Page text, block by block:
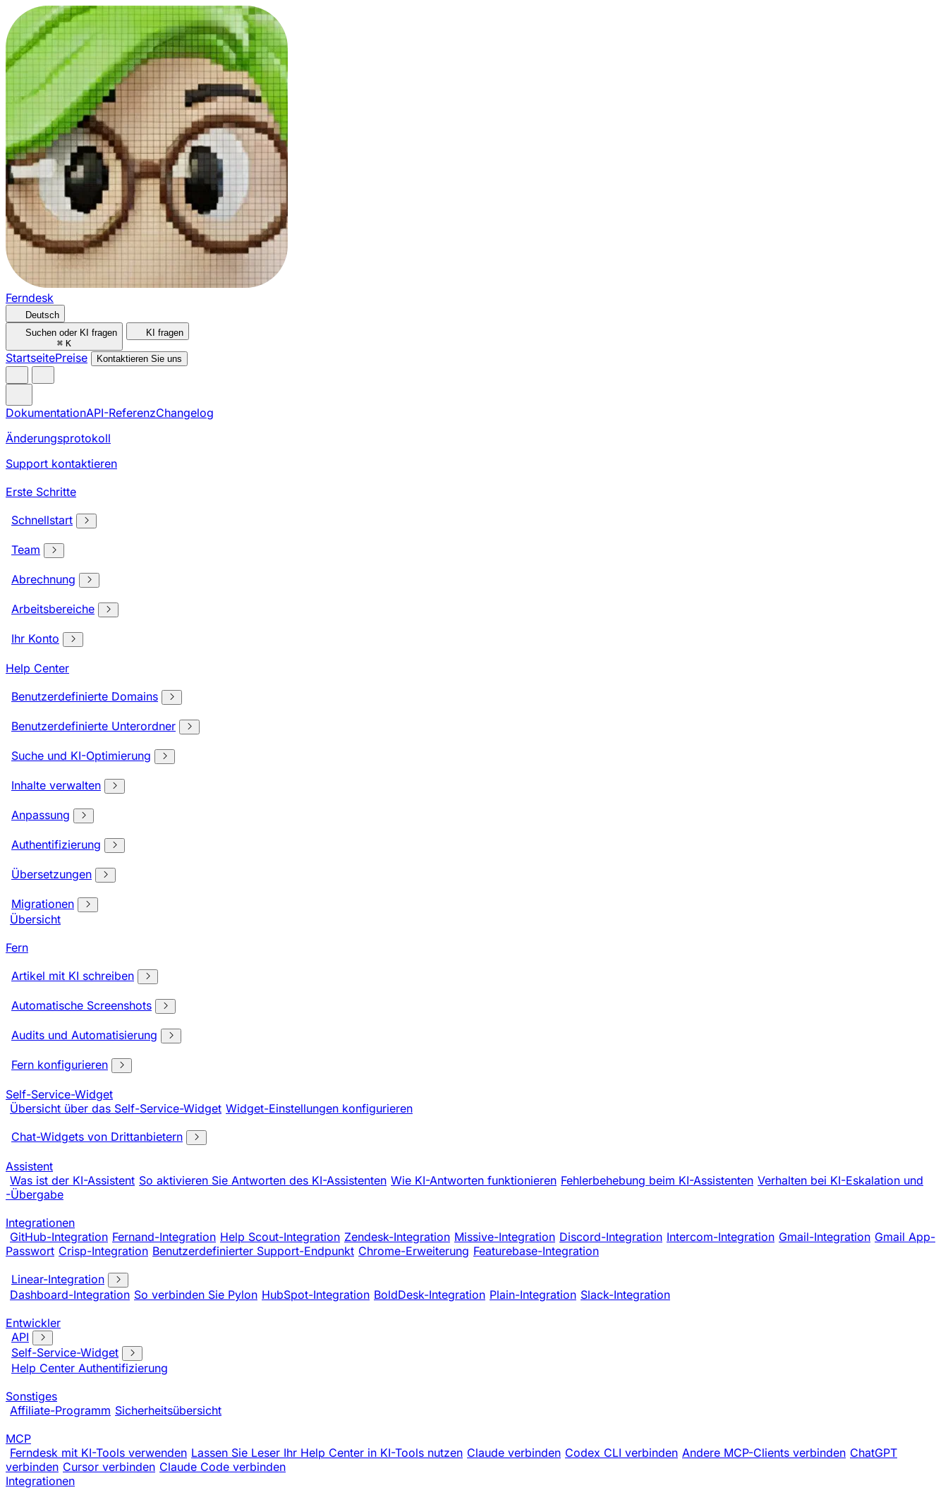
Ferndesk
Deutsch
Suchen oder KI fragen
⌘ K
KI fragen
StartseitePreise Kontaktieren Sie uns
DokumentationAPI-ReferenzChangelog
Änderungsprotokoll
Support kontaktieren
Erste Schritte
Schnellstart
Team
Abrechnung
Arbeitsbereiche
Ihr Konto
Help Center
Benutzerdefinierte Domains
Benutzerdefinierte Unterordner
Suche und KI-Optimierung
Inhalte verwalten
Anpassung
Authentifizierung
Übersetzungen
Migrationen
Übersicht
Fern
Artikel mit KI schreiben
Automatische Screenshots
Audits und Automatisierung
Fern konfigurieren
Self-Service-Widget
Übersicht über das Self-Service-Widget Widget-Einstellungen konfigurieren
Chat-Widgets von Drittanbietern
Assistent
Was ist der KI-Assistent So aktivieren Sie Antworten des KI-Assistenten Wie KI-Antworten funktionieren Fehlerbehebung beim KI-Assistenten Verhalten bei KI-Eskalation und
-Übergabe
Integrationen
GitHub-Integration Fernand-Integration Help Scout-Integration Zendesk-Integration Missive-Integration Discord-Integration Intercom-Integration Gmail-Integration Gmail App-
Passwort Crisp-Integration Benutzerdefinierter Support-Endpunkt Chrome-Erweiterung Featurebase-Integration
Linear-Integration
Dashboard-Integration So verbinden Sie Pylon HubSpot-Integration BoldDesk-Integration Plain-Integration Slack-Integration
Entwickler
API
Self-Service-Widget
Help Center Authentifizierung
Sonstiges
Affiliate-Programm Sicherheitsübersicht
MCP
Ferndesk mit KI-Tools verwenden Lassen Sie Leser Ihr Help Center in KI-Tools nutzen Claude verbinden Codex CLI verbinden Andere MCP-Clients verbinden ChatGPT
verbinden Cursor verbinden Claude Code verbinden
Integrationen